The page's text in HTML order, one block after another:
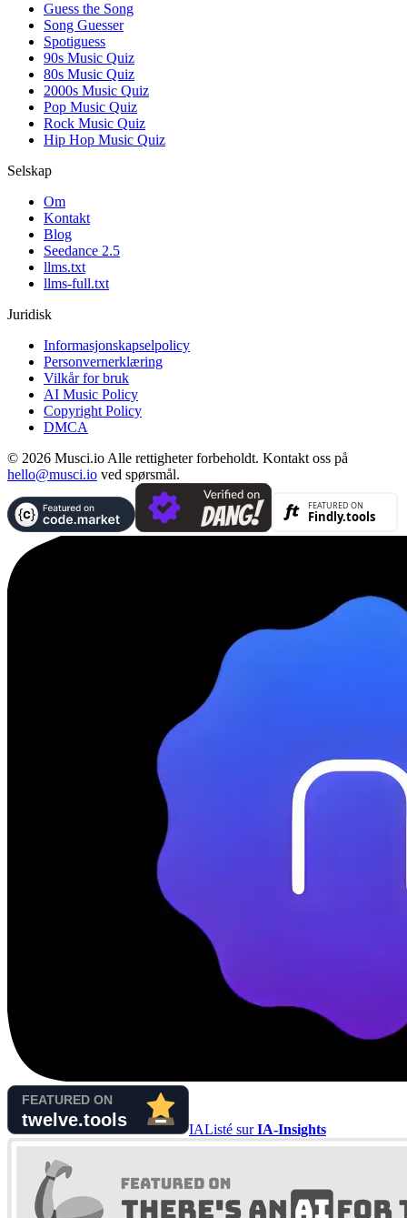
Guess the Song
Song Guesser
Spotiguess
90s Music Quiz
80s Music Quiz
2000s Music Quiz
Pop Music Quiz
Rock Music Quiz
Hip Hop Music Quiz
Selskap
Om
Kontakt
Blog
Seedance 2.5
llms.txt
llms-full.txt
Juridisk
Informasjonskapselpolicy
Personvernerklæring
Vilkår for bruk
AI Music Policy
Copyright Policy
DMCA
© 2026 Musci.io Alle rettigheter forbeholdt. Kontakt oss på
hello@musci.io ved spørsmål.
IAListé surIA-Insights